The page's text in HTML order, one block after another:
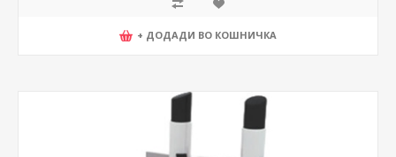
+ ДОДАДИ ВО КОШНИЧКА